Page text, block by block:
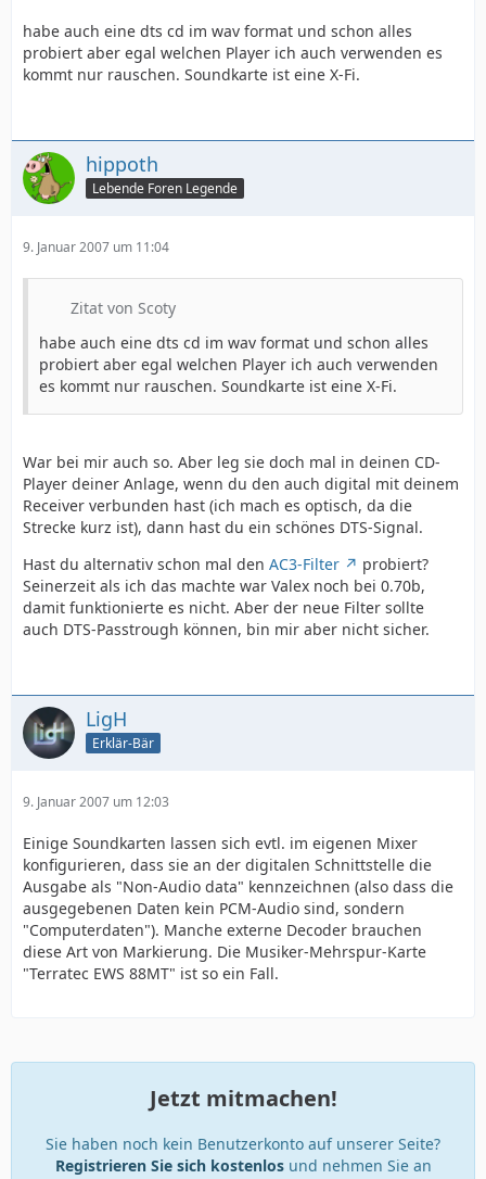
habe auch eine dts cd im wav format und schon alles
probiert aber egal welchen Player ich auch verwenden es
kommt nur rauschen. Soundkarte ist eine X-Fi.
hippoth
Lebende Foren Legende
9. Januar 2007 um 11:04
Zitat von Scoty
habe auch eine dts cd im wav format und schon alles
probiert aber egal welchen Player ich auch verwenden
es kommt nur rauschen. Soundkarte ist eine X-Fi.
War bei mir auch so. Aber leg sie doch mal in deinen CD-
Player deiner Anlage, wenn du den auch digital mit deinem
Receiver verbunden hast (ich mach es optisch, da die
Strecke kurz ist), dann hast du ein schönes DTS-Signal.
Hast du alternativ schon mal den AC3-Filter
probiert?
Seinerzeit als ich das machte war Valex noch bei 0.70b,
damit funktionierte es nicht. Aber der neue Filter sollte
auch DTS-Passtrough können, bin mir aber nicht sicher.
LigH
Erklär-Bär
9. Januar 2007 um 12:03
Einige Soundkarten lassen sich evtl. im eigenen Mixer
konfigurieren, dass sie an der digitalen Schnittstelle die
Ausgabe als "Non-Audio data" kennzeichnen (also dass die
ausgegebenen Daten kein PCM-Audio sind, sondern
"Computerdaten"). Manche externe Decoder brauchen
diese Art von Markierung. Die Musiker-Mehrspur-Karte
"Terratec EWS 88MT" ist so ein Fall.
Jetzt mitmachen!
Sie haben noch kein Benutzerkonto auf unserer Seite?
Registrieren Sie sich kostenlosund nehmen Sie an